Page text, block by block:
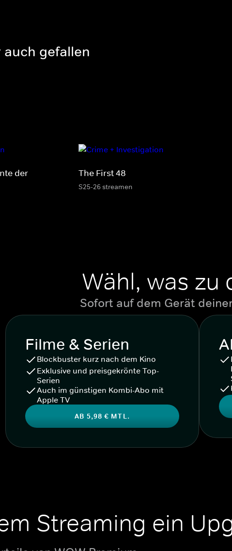
gefallen
der
The First 48
S25-26 streamen
Wähl, was zu
Sofort auf dem Gerät
Filme & Serien
Blockbuster kurz nach dem Kino
Exklusive und preisgekrönte Top-
Serien
Auch im günstigen Kombi-Abo mit
Apple TV
AB 5,98 € MTL.
Streaming ein